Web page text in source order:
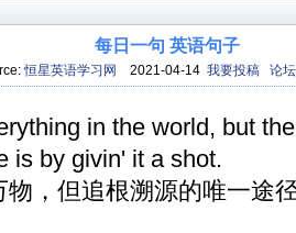
每日一句 英语句子
恒星英语学习网 2021-04-14 我要投稿 论坛
in the world, but
is by givin' it a shot.
，但追根溯源的唯一途